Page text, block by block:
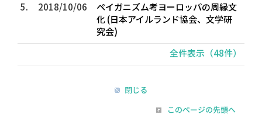
5.
2018/10/06
ペイガニズム考――ヨーロッパの周縁文
化 (日本アイルランド協会、文学研
究会)
全件表示（48件）
閉じる
このページの先頭へ